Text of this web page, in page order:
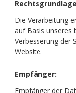
Die Verarbeitung
auf Basis unseres
Verbesserung der
Website.
Empfänger:
Empfänger der